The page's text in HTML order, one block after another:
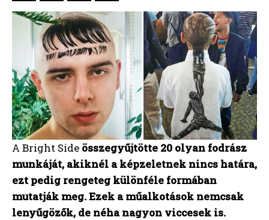
A Bright Side összegyűjtötte 20 olyan fodrász
munkáját, akiknél a képzeletnek nincs határa,
ezt pedig rengeteg különféle formában
mutatják meg. Ezek a műalkotások nemcsak
lenyűgözők, de néha nagyon viccesek is.